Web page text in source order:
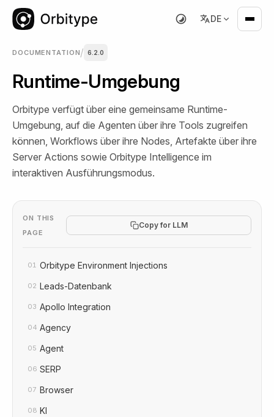
DE
DOCUMENTATION/ 6.2.0
Runtime-Umgebung
Orbitype verfügt über eine gemeinsame Runtime-
Umgebung, auf die Agenten über ihre Tools zugreifen
können, Workflows über ihre Nodes, Artefakte über ihre
Server Actions sowie Orbitype Intelligence im
interaktiven Ausführungsmodus.
ON THIS
PAGE
Copy for LLM
01 Orbitype Environment Injections
02 Leads-Datenbank
03 Apollo Integration
04 Agency
05 Agent
06 SERP
07 Browser
08 KI